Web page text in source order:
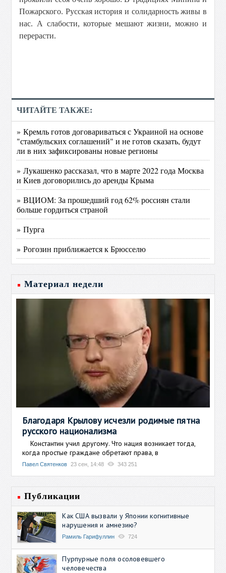
Пожарского. Русская история и солидарность живы в
нас. А слабости, которые мешают жизни, можно и
перерасти.
ЧИТАЙТЕ ТАКЖЕ:
» Кремль готов договариваться с Украиной на основе
"стамбульских соглашений" и не готов сказать, будут
ли в них зафиксированы новые регионы
» Лукашенко рассказал, что в марте 2022 года Москва
и Киев договорились до аренды Крыма
» ВЦИОМ: За прошедший год 62% россиян стали
больше гордиться страной
» Пурга
» Рогозин приближается к Брюсселю
Материал недели
Благодаря Крылову исчезли родимые пятна
русского национализма
Константин учил другому. Что нация возникает тогда,
когда простые граждане обретают права, в
Павел Святенков 23 сен, 14:48 343 251
Публикации
Как США вызвали у Японии когнитивные
нарушения и амнезию?
Рамиль Гарифуллин 724
Пурпурные поля осоловевшего
человечества